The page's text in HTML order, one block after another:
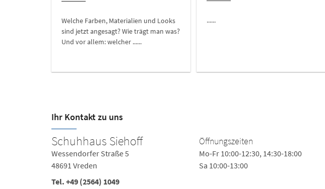
Welche Farben, Materialien und Looks
sind jetzt angesagt? Wie trägt man was?
Und vor allem: welcher ......
......
Ihr Kontakt zu uns
Schuhhaus Siehoff
Wessendorfer Straße 5
48691 Vreden
Tel. +49 (2564) 1049
Öffnungszeiten
Mo-Fr 10:00-12:30, 14:30-18:00
Sa 10:00-13:00